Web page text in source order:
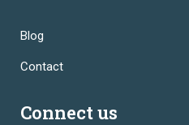
Blog
Contact
Connect us